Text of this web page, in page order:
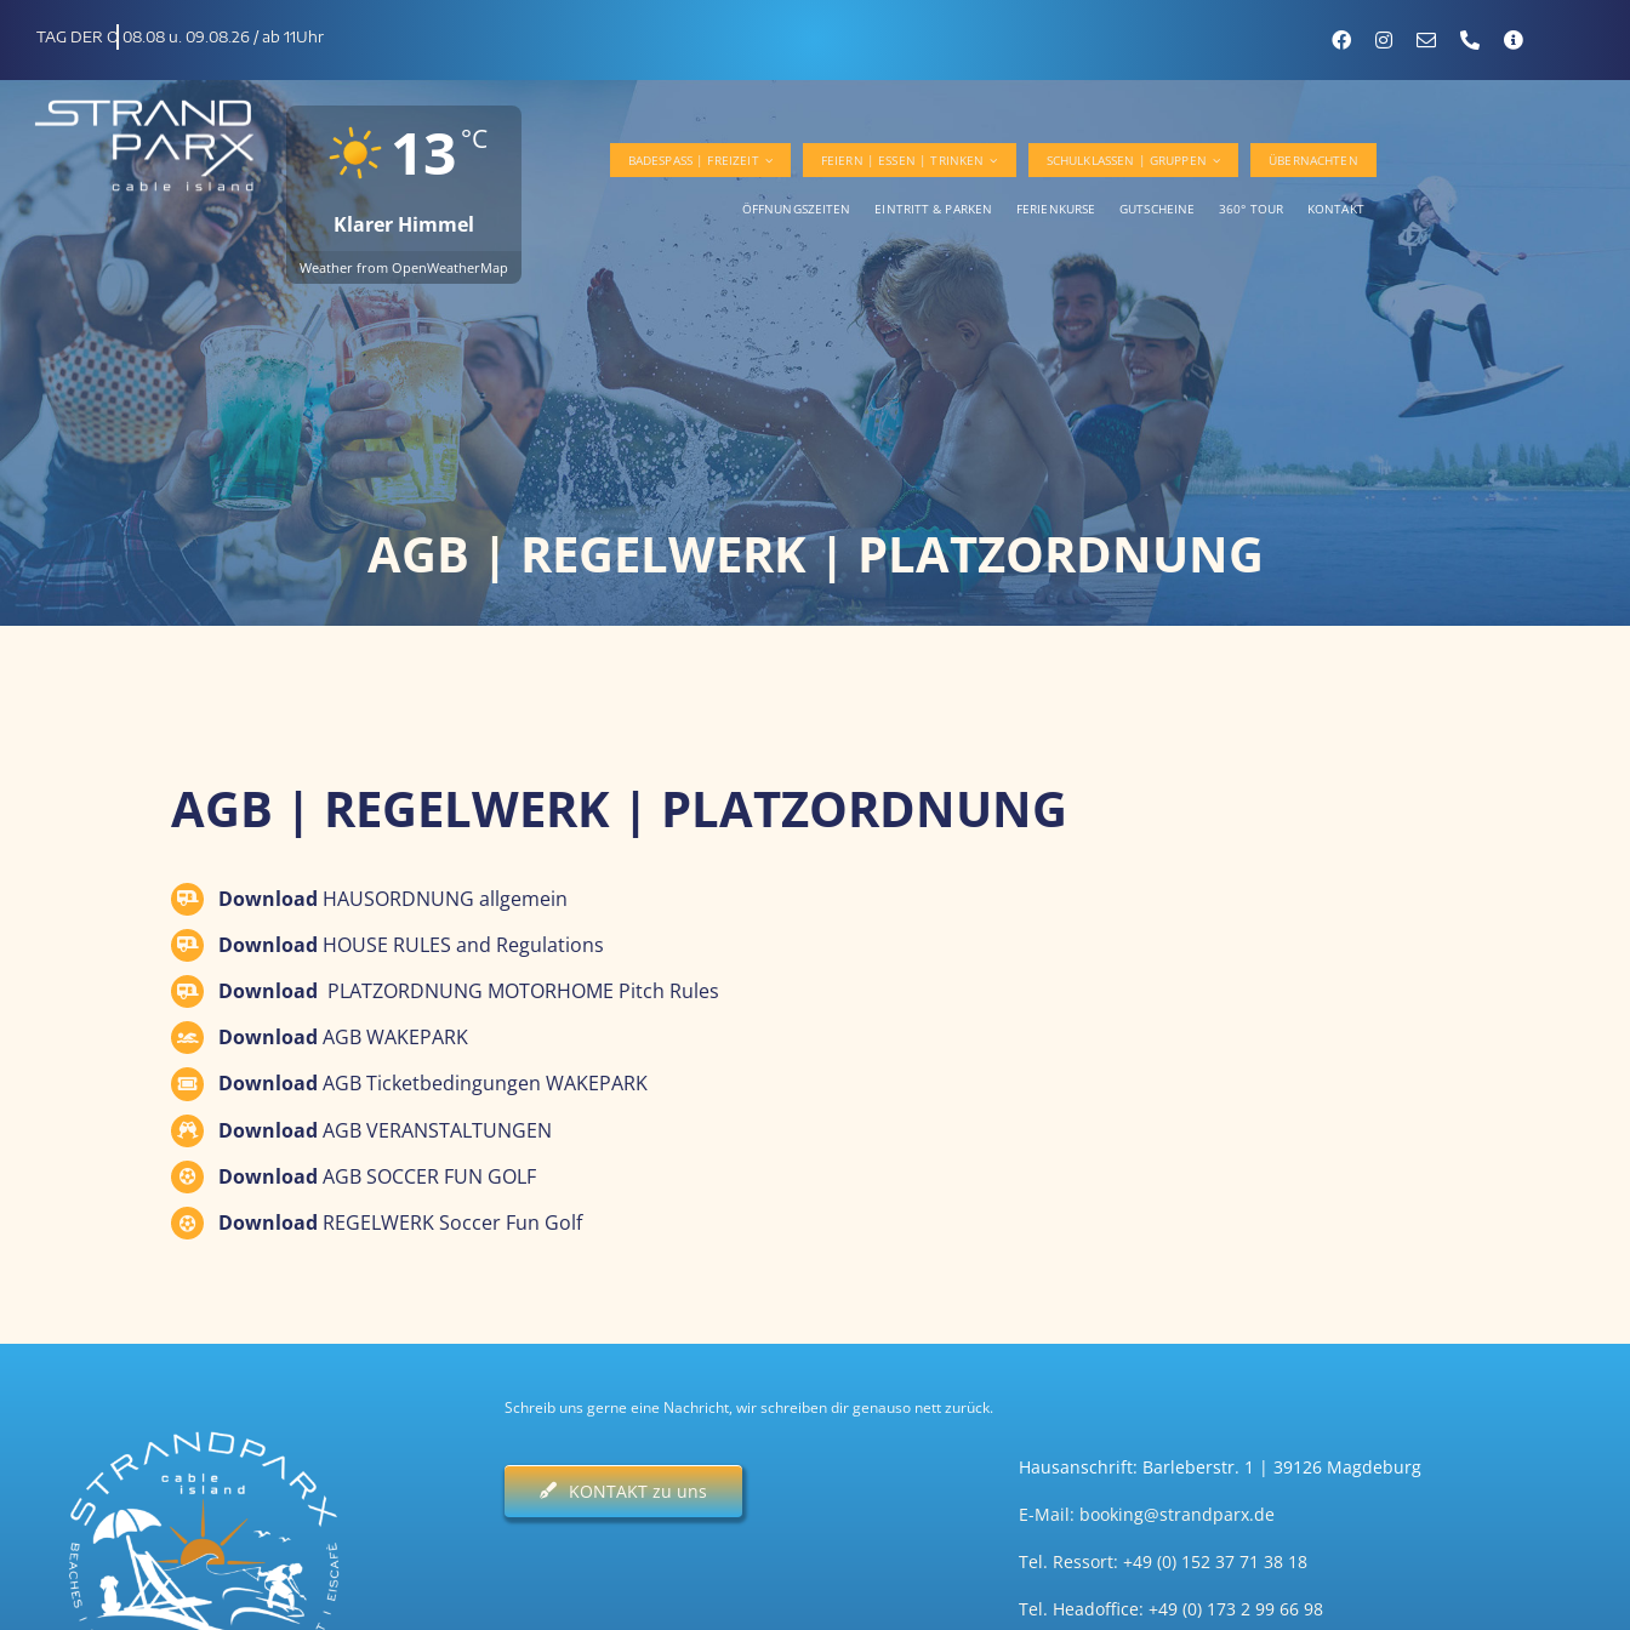
Inhalt
springen
08.08 u. 09.08.26 / ab 11Uhr
13 °C
Klarer Himmel
Weather from OpenWeatherMap
BADESPASS | FREIZEIT FEIERN | ESSEN | TRINKEN SCHULKLASSEN | GRUPPEN ÜBERNACHTEN
ÖFFNUNGSZEITEN EINTRITT & PARKEN FERIENKURSE GUTSCHEINE 360° TOUR KONTAKT
AGB | REGELWERK | PLATZORDNUNG
AGB | REGELWERK | PLATZORDNUNG
Download HAUSORDNUNG allgemein
Download HOUSE RULES and Regulations
Download PLATZORDNUNG MOTORHOME Pitch Rules
Download AGB WAKEPARK
Download AGB Ticketbedingungen WAKEPARK
Download AGB VERANSTALTUNGEN
Download AGB SOCCER FUN GOLF
Download REGELWERK Soccer Fun Golf
Schreib uns gerne eine Nachricht, wir schreiben dir genauso nett zurück.
KONTAKT zu uns
Hausanschrift: Barleberstr. 1 | 39126 Magdeburg
E-Mail: booking@strandparx.de
Tel. Ressort: +49 (0) 152 37 71 38 18
Tel. Headoffice: +49 (0) 173 2 99 66 98